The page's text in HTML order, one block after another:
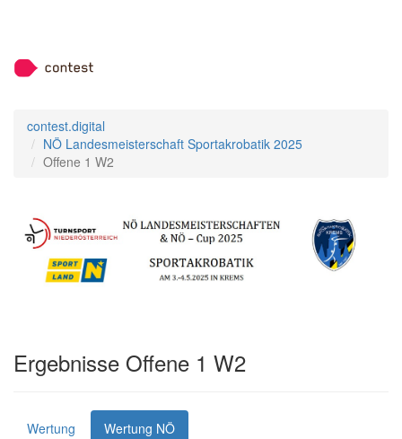
contest.digital
NÖ Landesmeisterschaft Sportakrobatik 2025
Offene 1 W2
Ergebnisse Offene 1 W2
Wertung Wertung NÖ